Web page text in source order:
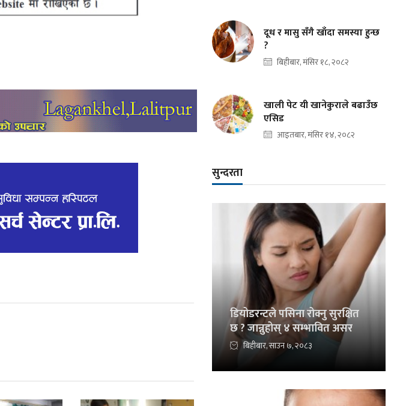
दूध र मासु सँगै खाँदा समस्या हुन्छ
?
बिहीबार, मंसिर १८, २०८२
खाली पेट यी खानेकुराले बढाउँछ
एसिड
आइतबार, मंसिर १४, २०८२
सुन्दरता
डियोडरन्टले पसिना रोक्नु सुरक्षित
छ ? जान्नुहोस् ४ सम्भावित असर
बिहीबार, साउन ७, २०८३